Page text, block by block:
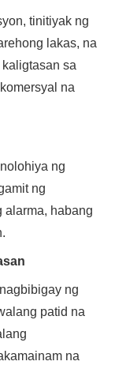
tinitiyak ng
lakas, na
sa
na
ng
ng
alarma, habang
ng
patid na
na